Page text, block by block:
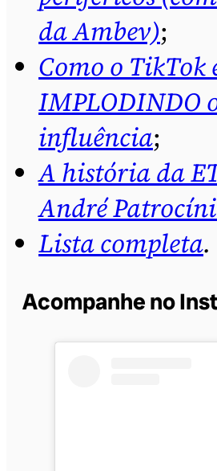
da Ambev);
Como o TikTok
IMPLODINDO
influência;
A história da
André
Lista completa.
Acompanhe no